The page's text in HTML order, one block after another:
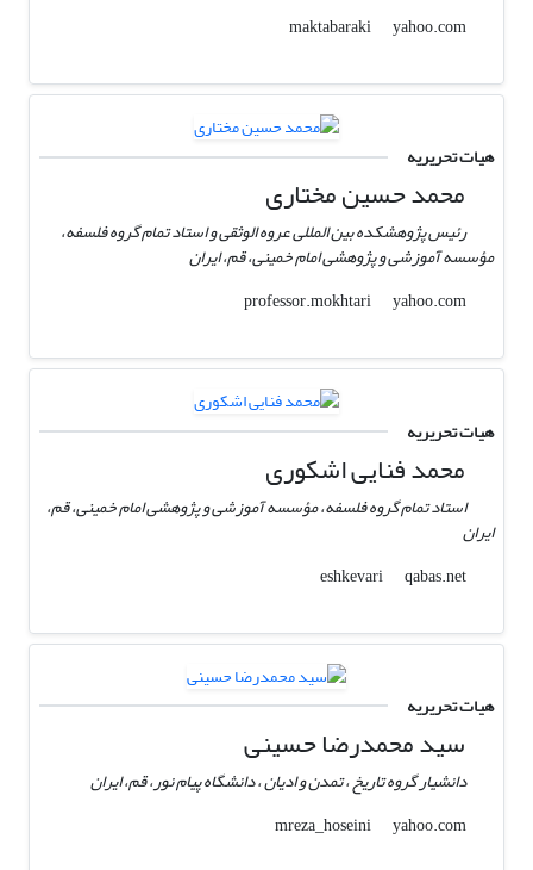
maktabaraki
yahoo.com
هیات تحریریه
محمد حسین مختاری
رئیس پژوهشکده بین المللی عروه الوثقی و استاد تمام گروه فلسفه،
مؤسسه آموزشی و پژوهشی امام خمینی، قم، ایران
professor.mokhtari
yahoo.com
هیات تحریریه
محمد فنایی اشکوری
استاد تمام گروه فلسفه، مؤسسه آموزشی و پژوهشی امام خمینی، قم،
ایران
eshkevari
qabas.net
هیات تحریریه
سید محمدرضا حسینی
دانشیار گروه تاریخ ، تمدن و ادیان ، دانشگاه پیام نور، قم، ایران
mreza_hoseini
yahoo.com